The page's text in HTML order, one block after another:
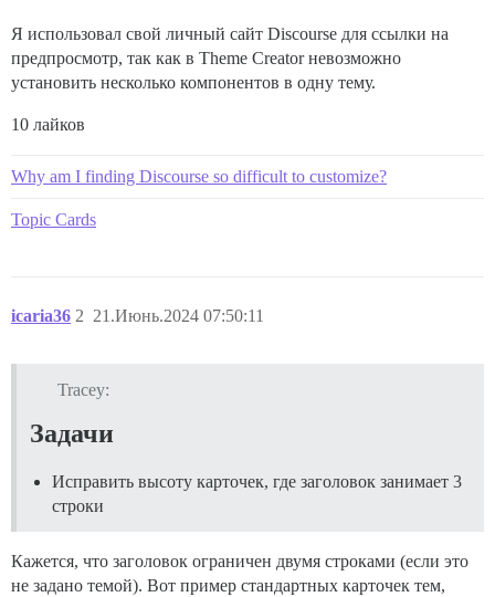
Я использовал свой личный сайт Discourse для ссылки на
предпросмотр, так как в Theme Creator невозможно
установить несколько компонентов в одну тему.
10 лайков
Why am I finding Discourse so difficult to customize?
Topic Cards
icaria36 21.Июнь.2024 07:50:11
2
Tracey:
Задачи
Исправить высоту карточек, где заголовок занимает 3
строки
Кажется, что заголовок ограничен двумя строками (если это
не задано темой). Вот пример стандартных карточек тем,